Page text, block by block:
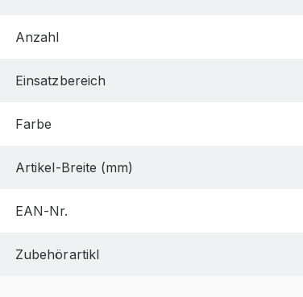
Anzahl
Einsatzbereich
Farbe
Artikel-Breite (mm)
EAN-Nr.
Zubehörartikl